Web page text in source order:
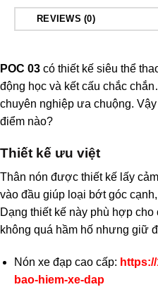
REVIEWS (0)
POC 03 có thiết kế siêu thể
động học và kết cấu chắc
chuyên nghiệp ưa chuộng. Vậy
điểm nào?
Thiết kế ưu việt
Thân nón được thiết kế lấy
vào đầu giúp loại bớt góc
Dạng thiết kế này phù hợp
không quá hầm hố nhưng giữ
Nón xe đạp cao cấp:
bao-hiem-xe-dap